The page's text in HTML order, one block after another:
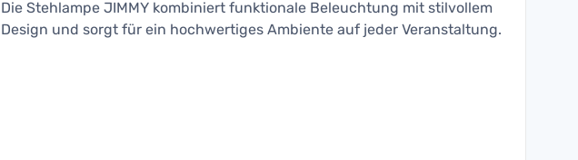
Die Stehlampe JIMMY kombiniert funktionale Beleuchtung mit stilvollem
Design und sorgt für ein hochwertiges Ambiente auf jeder Veranstaltung.